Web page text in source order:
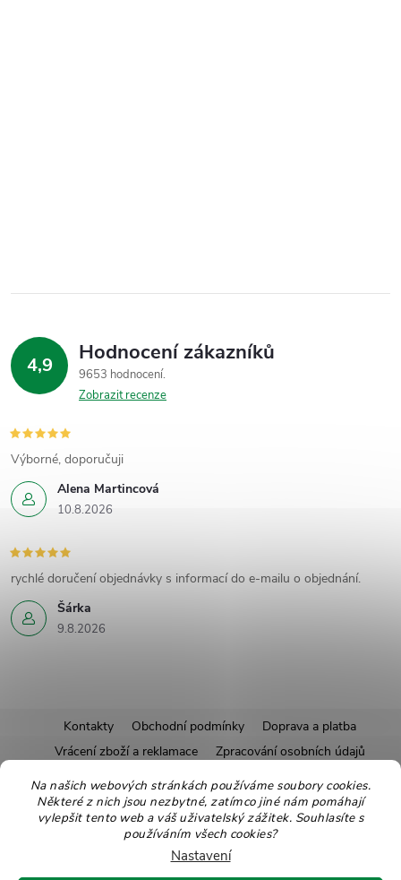
Na našich webových stránkách používáme soubory cookies.
Některé z nich jsou nezbytné, zatímco jiné nám pomáhají
vylepšit tento web a váš uživatelský zážitek. Souhlasíte s
používáním všech cookies?
Nastavení
4,9 Hodnocení zákazníků
9653 hodnocení
Zobrazit recenze
Alena Martincová
10.8.2026
Výborné, doporučuji
Šárka
9.8.2026
rychlé doručení objednávky s informací do e-mailu o objednání.
á
Kontakty Obchodní podmínky
Doprava a platba
Vrácení zboží a reklamace
Zpracování osobních údajů
Pravidla soutěží
Affiliate program
Recepty
Pro nové dodavatele
Ekologické balení Moje objednávka
Copyright 2026Zdravoslav. Všechna práva vyhrazena.Upravit nastavení